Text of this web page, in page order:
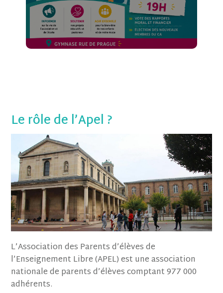
Le rôle de l’Apel ?
L’Association des Parents d’élèves de
l’Enseignement Libre (APEL) est une association
nationale de parents d’élèves comptant 977 000
adhérents.